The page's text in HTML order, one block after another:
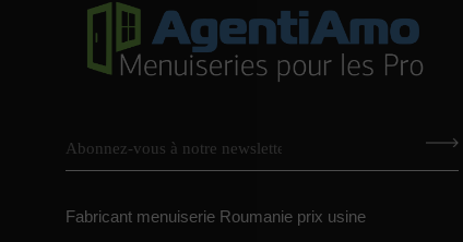
Fabricant menuiserie Roumanie prix usine